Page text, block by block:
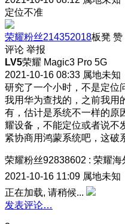
定位不准
荣耀粉丝214352018板凳 赞
评论 举报
LV5荣耀 Magic3 Pro 5G
2021-10-16 08:33 属地未知
研究了一个小时，不是定位
我用华为查找的，之前我用
有，估计是系统不一样的原
耀设备，不能定位或者说不
紧协商用鸿蒙系统吧，这破
荣耀粉丝92838602 : 荣耀海
2021-10-16 11:09 属地未知
正在加载, 请稍候...
发表评论…